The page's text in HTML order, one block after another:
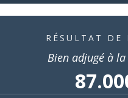
RÉSULTAT DE
Bien adjugé à